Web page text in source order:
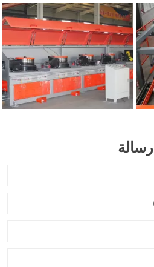
رسالة